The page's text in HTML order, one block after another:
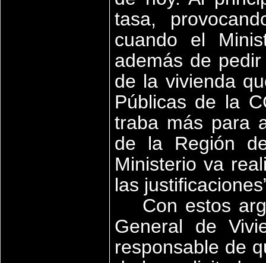
tasa,
cuando el
además de
de la vivienda
Públicas de la
traba más para
de la Región
Ministerio va
las
Con estos
General de
responsable de